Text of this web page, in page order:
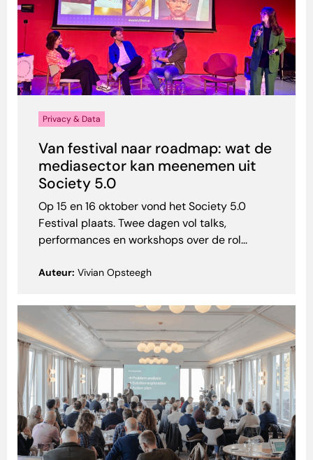
Privacy & Data
Van festival naar roadmap: wat de
mediasector kan meenemen uit
Society 5.0
Op 15 en 16 oktober vond het Society 5.0
Festival plaats. Twee dagen vol talks,
performances en workshops over de rol...
Auteur: Vivian Opsteegh